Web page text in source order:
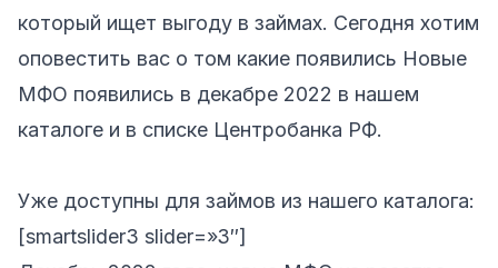
который ищет выгоду в займах. Сегодня хотим
оповестить вас о том какие появились Новые
МФО появились в декабре 2022 в нашем
каталоге и в списке Центробанка РФ.
Уже доступны для займов из нашего каталога:
[smartslider3 slider=»3″]